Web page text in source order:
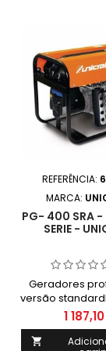
REFERÊNCIA:
MARCA:
PG- 400 SRA -
SERIE -
Geradores
versão
e eficiência
gerada
1
